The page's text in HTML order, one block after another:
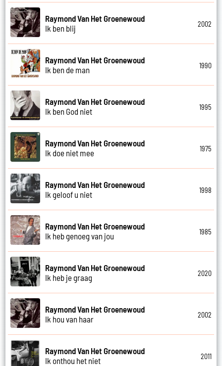
Raymond Van Het Groenewoud
Ik ben blij
2002
Raymond Van Het Groenewoud
Ik ben de man
1990
Raymond Van Het Groenewoud
Ik ben God niet
1995
Raymond Van Het Groenewoud
Ik doe niet mee
1975
Raymond Van Het Groenewoud
Ik geloof u niet
1998
Raymond Van Het Groenewoud
Ik heb genoeg van jou
1985
Raymond Van Het Groenewoud
Ik heb je graag
2020
Raymond Van Het Groenewoud
Ik hou van haar
2002
Raymond Van Het Groenewoud
Ik onthou het niet
2011